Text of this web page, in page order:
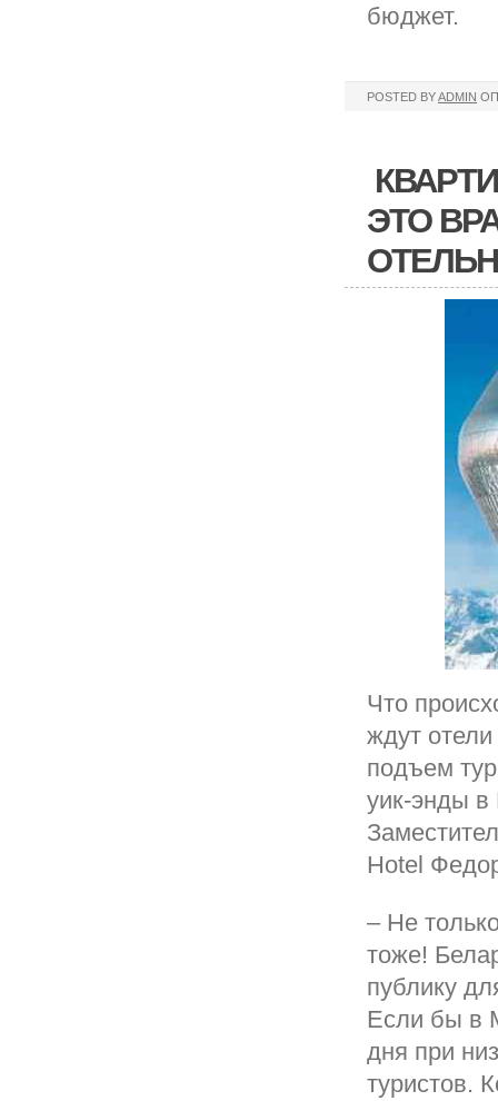
бюджет.
POSTED BYADMIN
ЭТО
Что
ждут
подъем
уик-энды в
Hotel
– Не
тоже!
публику
Если бы в
дня при
туристов.